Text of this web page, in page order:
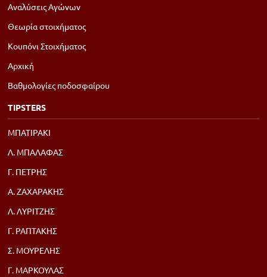
Αναλύσεις Αγώνων
Θεωρία στοιχήματος
Κουπόνι Στοιχήματος
Αρχική
Βαθμολογίες ποδοσφαίρου
TIPSTERS
ΜΠΑΤΙΡΑΚΙ
Λ. ΜΠΑΛΑΦΑΣ
Γ. ΠΕΤΡΗΣ
Α. ΖΑΧΑΡΑΚΗΣ
Λ. ΛΥΡΙΤΖΗΣ
Γ. ΡΑΠΤΑΚΗΣ
Σ. ΜΟΥΡΕΛΗΣ
Γ. ΜΑΡΚΟΥΛΑΣ